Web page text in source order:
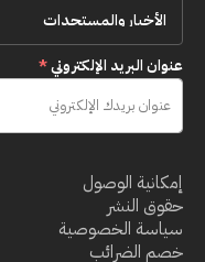
عنوان البريد الإلكتروني*
إمكانية الوصول
حقوق النشر
سياسة الخصوصية
خصم الضرائب